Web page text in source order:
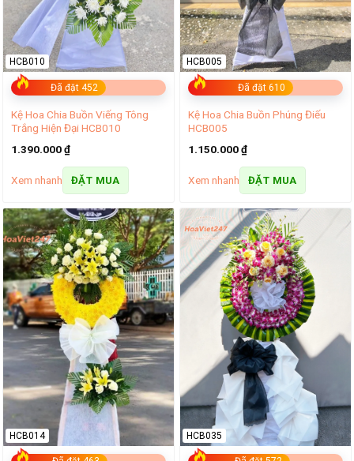
Đã đặt 452
HCB010
Kệ Hoa Chia Buồn Viếng Tông
Trắng Hiện Đại HCB010
1.390.000₫
Xem nhanh ĐẶT MUA
Đã đặt 610
HCB005
Kệ Hoa Chia Buồn Phúng Điếu
HCB005
1.150.000₫
Xem nhanh ĐẶT MUA
HCB014 HCB035